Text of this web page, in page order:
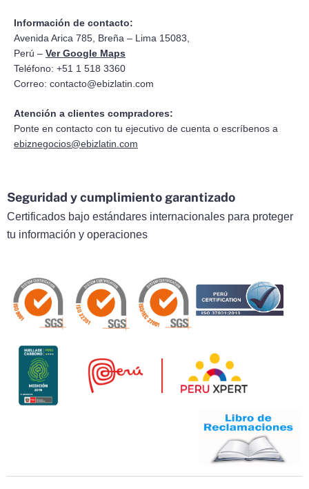
Información de contacto:
Avenida Arica 785, Breña – Lima 15083,
Perú – Ver Google Maps
Teléfono: +51 1 518 3360
Correo: contacto@ebizlatin.com
Atención a clientes compradores:
Ponte en contacto con tu ejecutivo de cuenta o escríbenos a
ebiznegocios@ebizlatin.com
Seguridad y cumplimiento garantizado
Certificados bajo estándares internacionales para proteger
tu información y operaciones